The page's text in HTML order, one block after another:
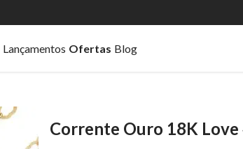
Lançamentos Ofertas Blog
Corrente Ouro 18K Love